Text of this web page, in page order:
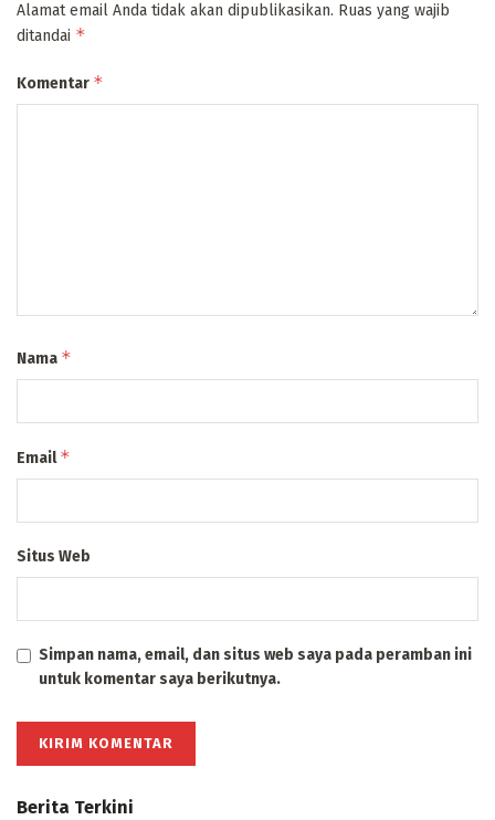
Alamat email Anda tidak akan dipublikasikan. Ruas yang wajib
ditandai *
Komentar *
Nama *
Email*
Situs Web
Simpan nama, email, dan situs web saya pada peramban ini
untuk komentar saya berikutnya.
Berita Terkini